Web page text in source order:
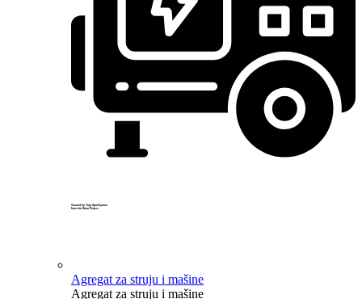
Created by Yogi Aprelliyanto
from the Noun Project
Agregat za struju i mašine
Agregat za struju i mašine